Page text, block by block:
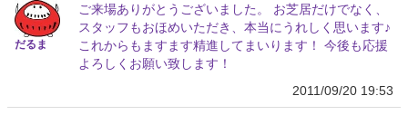
だるま
ご来場ありがとうございました。 お芝居だけでなく、
スタッフもおほめいただき、本当にうれしく思います♪
これからもますます精進してまいります！ 今後も応援
よろしくお願い致します！
2011/09/20 19:53